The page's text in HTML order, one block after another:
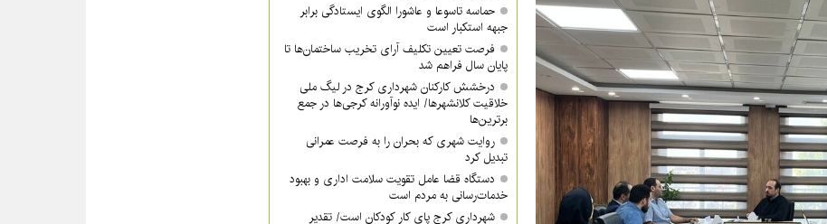
حماسه تاسوعا و عاشورا الگوی ایستادگی برابر
جبهه استکبار است
فرصت تعیین تکلیف آرای تخریب ساختمان‌ها تا
پایان سال فراهم شد
درخشش کارکنان شهرداری کرج در لیگ ملی
خلاقیت کلانشهرها/ ایده نوآورانه کرجی‌ها در جمع
برترین‌ها
روایت شهری که بحران را به فرصت عمرانی
تبدیل کرد
دستگاه قضا عامل تقویت سلامت اداری و بهبود
خدمات‌رسانی به مردم است
شهرداری کرج پای کار کودکان است/ تقدیر